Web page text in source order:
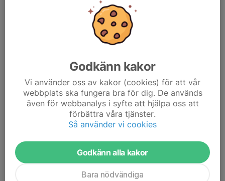
Iom att vi nu har en ny ledarstab till innebandylaget F13-15 så
kan vi kicka igång en uppstart i blå serie.
Lagfoto 22/10 kl F13-15 Blå kl 19:20
0 kommentarer
Onsdagen den 22 oktoberär de lagfoton. Nu är de klart att vi
kommer fotograferas i lektionssalen på övervåningen i nya
Parkhallen. Så här kommer schema för när ert lag börjar sin
fotografering. Kommer tas lagbild och...
Godkänn kakor
Vi använder oss av kakor (cookies) för att vår
webbplats ska fungera bra för dig. De används
även för webbanalys i syfte att hjälpa oss att
förbättra våra tjänster.
Så använder vi cookies
Godkänn alla kakor
Bara nödvändiga